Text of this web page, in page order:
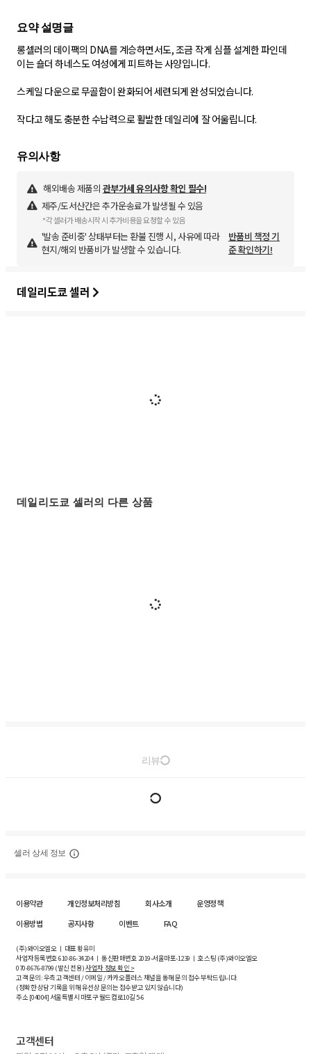
요약 설명글
롱셀러의 데이팩의 DNA를 계승하면서도, 조금 작게 심플 설계한 파인데
이는 숄더 하네스도 여성에게 피트하는 사양입니다.
스케일 다운으로 무골함이 완화되어 세련되게 완성되었습니다.
작다고 해도 충분한 수납력으로 활발한 데일리에 잘 어울립니다.
유의사항
해외배송 제품의 관부가세 유의사항 확인 필수!
제주/도서산간은 추가운송료가 발생될 수 있음
*각 셀러가 배송시작 시 추가비용을 요청할 수 있음
'발송 준비중' 상태부터는 환불 진행 시, 사유에 따라
현지/해외 반품비가 발생할 수 있습니다.
반품비 책정 기
준 확인하기!
데일리도쿄 셀러
데일리도쿄 셀러의 다른 상품
리뷰
셀러 상세 정보
이용약관 개인정보처리방침 회사소개
운영정책
이용방법
공지사항 이벤트 FAQ
(주)와이오엘오 ㅣ 대표 황유미
사업자등록번호610-86-34204ㅣ 통신판매번호 2019-서울마포-1239 ㅣ 호스팅 (주)와이오엘오
070-8676-8799 (발신 전용)사업자 정보 확인 >
고객 문의: 우측 고객센터 / 이메일 / 카카오플러스 채널을 통해 문의 접수 부탁드립니다.
(정확한 상담 기록을 위해 유선상 문의는 접수받고 있지 않습니다)
주소 [04004] 서울특별시 마포구 월드컵로10길5-6
고객센터